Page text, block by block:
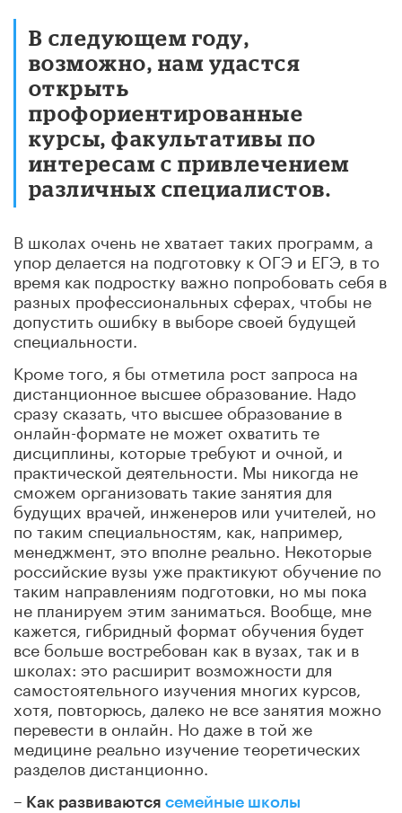
В следующем году,
возможно, нам удастся
открыть
профориентированные
курсы, факультативы по
интересам с привлечением
различных специалистов.
В школах очень не хватает таких программ, а
упор делается на подготовку к ОГЭ и ЕГЭ, в то
время как подростку важно попробовать себя в
разных профессиональных сферах, чтобы не
допустить ошибку в выборе своей будущей
специальности.
Кроме того, я бы отметила рост запроса на
дистанционное высшее образование. Надо
сразу сказать, что высшее образование в
онлайн-формате не может охватить те
дисциплины, которые требуют и очной, и
практической деятельности. Мы никогда не
сможем организовать такие занятия для
будущих врачей, инженеров или учителей, но
по таким специальностям, как, например,
менеджмент, это вполне реально. Некоторые
российские вузы уже практикуют обучение по
таким направлениям подготовки, но мы пока
не планируем этим заниматься. Вообще, мне
кажется, гибридный формат обучения будет
все больше востребован как в вузах, так и в
школах: это расширит возможности для
самостоятельного изучения многих курсов,
хотя, повторюсь, далеко не все занятия можно
перевести в онлайн. Но даже в той же
медицине реально изучение теоретических
разделов дистанционно.
– Как развиваются семейные школы